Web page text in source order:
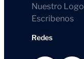
Nuestro Logo
Escribenos
Redes